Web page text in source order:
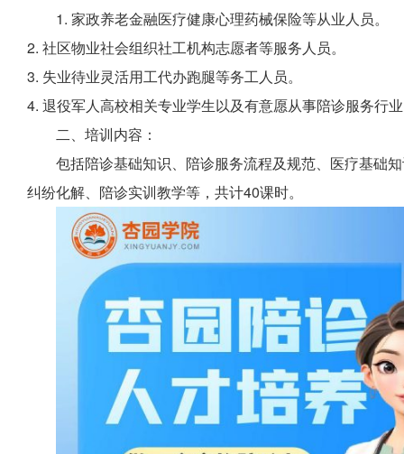
1. 家政养老金融医疗健康心理药械保险等从业人员。
2. 社区物业社会组织社工机构志愿者等服务人员。
3. 失业待业灵活用工代办跑腿等务工人员。
4. 退役军人高校相关专业学生以及有意愿从事陪诊服务行
二、培训内容：
包括陪诊基础知识、陪诊服务流程及规范、医疗基础
纠纷化解、陪诊实训教学等，共计40课时。